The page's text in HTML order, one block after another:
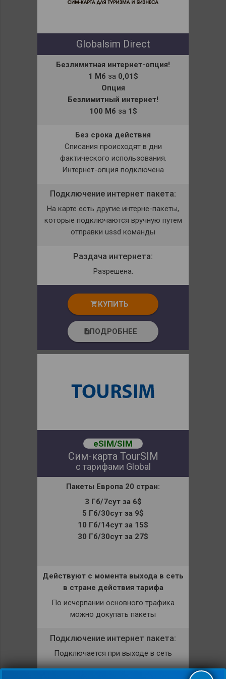
Globalsim Direct
Безлимитная интернет-опция!
1 Мб за0,01$
Опция
Безлимитный интернет!
100 Мб за 1$
Без срока действия
Списания происходят в дни
фактического использования.
Интернет-опция подключена
Подключение интернет пакета:
На карте есть другие интерне-пакеты,
которые подключаются вручную путем
отправки ussd команды
Раздача интернета:
Разрешена.
shopping_cart КУПИТЬ
descriptionПОДРОБНЕЕ
eSIM/SIM
Сим-карта TourSIM
с тарифами Global
Пакеты Европа 20 стран:
3 Гб/7сут за 6$
5 Гб/30сут за 9$
10 Гб/14сут за 15$
30 Гб/30сут за 27$
Действуют с момента выхода в сеть
в стране действия тарифа
По исчерпании основного трафика
можно докупать пакеты
Подключение интернет пакета:
Подключается при выходе в сеть